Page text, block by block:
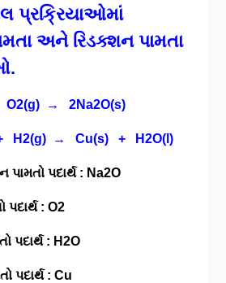
પ્રક્રિયાઓમાં
અને રિડક્શન પામતા
→ 2Na2O(s)
→ Cu(s) + H2O(l)
પદાર્થ : Na2O
: O2
પદાર્થ : H2O
: Cu